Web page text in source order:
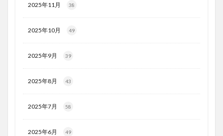
2025年11月 38
2025年10月 49
2025年9月 39
2025年8月 43
2025年7月 58
2025年6月 49